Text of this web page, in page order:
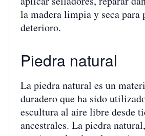
la madera limpia y seca para
deterioro.
Piedra natural
La piedra natural es un
duradero que ha sido
escultura al aire libre desde
ancestrales. La piedra